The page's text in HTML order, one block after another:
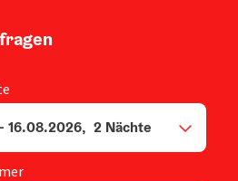
- 16.08.2026, 2 Nächte